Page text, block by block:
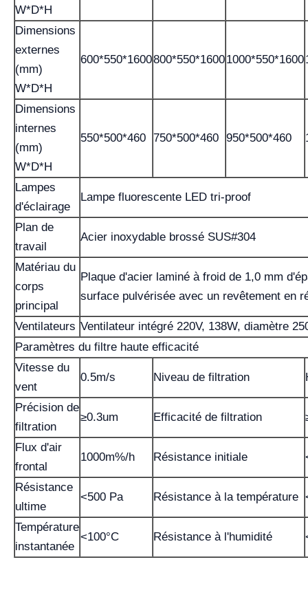
W*D*H
Dimensions
externes
(mm)
W*D*H
600*550*1600800*550*16001000*550*1600
Dimensions
internes
(mm)
W*D*H
550*500*460 750*500*460 950*500*460
Lampes
d'éclairage
Lampe fluorescente LED tri-proof
Plan de
travail
Acier inoxydable brossé SUS#304
Matériau du
corps
principal
Plaque d'acier laminé à froid de 1,0 mm
surface pulvérisée avec un revêtement en
Ventilateurs Ventilateur intégré 220V, 138W, diamètre
Paramètres du filtre haute efficacité
Vitesse du
vent
0.5m/s Niveau de filtration
Précision de
filtration
≥0.3um Efficacité de filtration
Flux d'air
frontal
1000m%/h Résistance initiale
Résistance
ultime
<500 Pa Résistance à la température
Température
instantanée
<100°C Résistance à l'humidité